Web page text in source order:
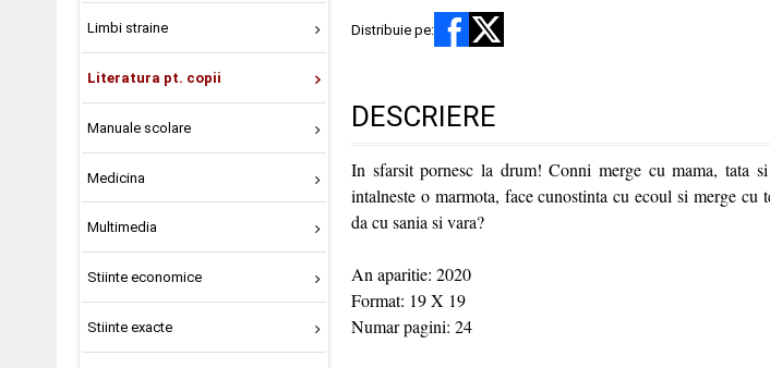
Limbi straine
Literatura pt. copii
Manuale scolare
Medicina
Multimedia
Stiinte economice
Stiinte exacte
Distribuie pe:
DESCRIERE
In sfarsit pornesc la drum! Conni merge cu mama, tata
intalneste o marmota, face cunostinta cu ecoul si merge
da cu sania si vara?
An aparitie: 2020
Format: 19 X 19
Numar pagini: 24